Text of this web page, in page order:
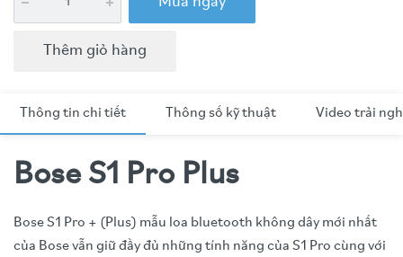
Thêm giỏ hàng
Thông tin chi tiết Thông số kỹ thuật Video trải
Bose S1 Pro Plus
Bose S1 Pro + (Plus) mẫu loa bluetooth không dây mới nhất
của Bose vẫn giữ đầy đủ những tính năng của S1 Pro cùng với